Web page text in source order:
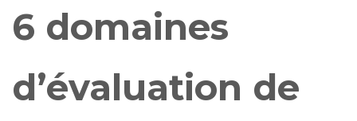
6 domaines
d’évaluation de